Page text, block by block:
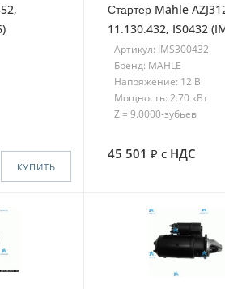
КУПИТЬ
Стартер Mahle
11.130.432, IS0432
Артикул: IMS300432
Бренд: MAHLE
Напряжение: 12 В
Мощность: 2.70 кВт
Z = 9.0000-зубьев
45 501 с НДС